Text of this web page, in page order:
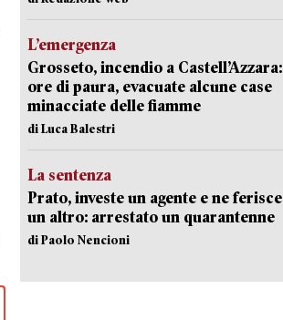
L’emergenza
Grosseto, incendio a Castell’Azzara:
ore di paura, evacuate alcune case
minacciate delle fiamme
di Luca Balestri
La sentenza
Prato, investe un agente e ne ferisce
un altro: arrestato un quarantenne
di Paolo Nencioni